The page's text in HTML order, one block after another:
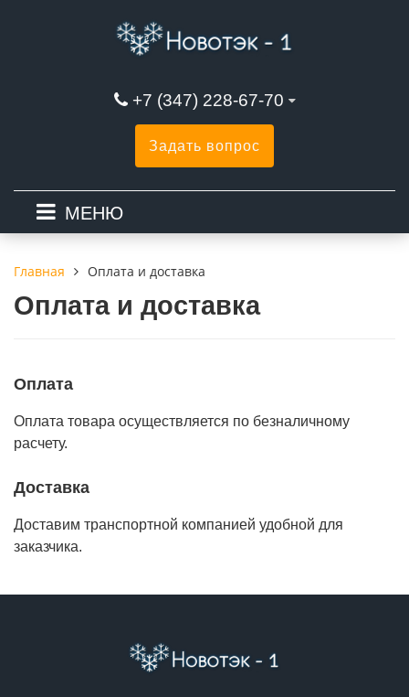
+7 (347) 228-67-70
Задать вопрос
МЕНЮ
Главная Оплата и доставка
Оплата и доставка
Оплата
Оплата товара осуществляется по безналичному
расчету.
Доставка
Доставим транспортной компанией удобной для
заказчика.